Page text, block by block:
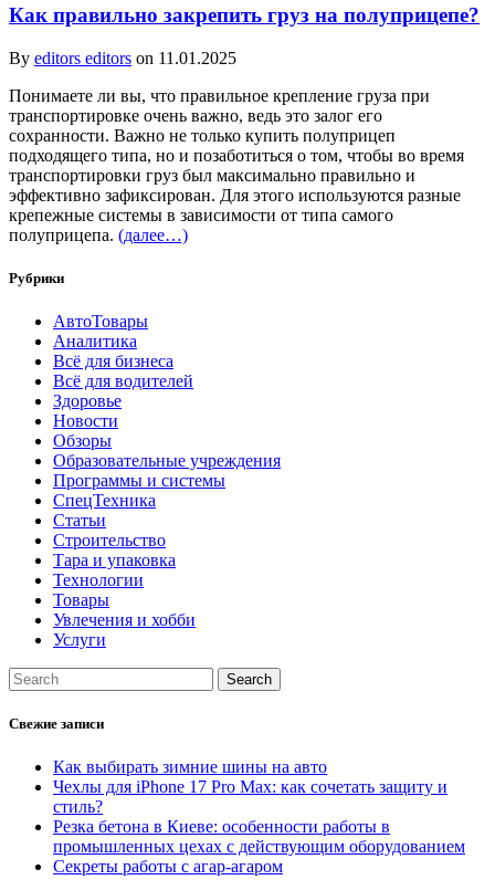
Как правильно закрепить груз на полуприцепе?
By editors editors on 11.01.2025
Понимаете ли вы, что правильное крепление груза при
транспортировке очень важно, ведь это залог его
сохранности. Важно не только купить полуприцеп
подходящего типа, но и позаботиться о том, чтобы во время
транспортировки груз был максимально правильно и
эффективно зафиксирован. Для этого используются разные
крепежные системы в зависимости от типа самого
полуприцепа. (далее…)
Рубрики
АвтоТовары
Аналитика
Всё для бизнеса
Всё для водителей
Здоровье
Новости
Обзоры
Образовательные учреждения
Программы и системы
СпецТехника
Статьи
Строительство
Тара и упаковка
Технологии
Товары
Увлечения и хобби
Услуги
Свежие записи
Как выбирать зимние шины на авто
Чехлы для iPhone 17 Pro Max: как сочетать защиту и
стиль?
Резка бетона в Киеве: особенности работы в
промышленных цехах с действующим оборудованием
Секреты работы с агар-агаром